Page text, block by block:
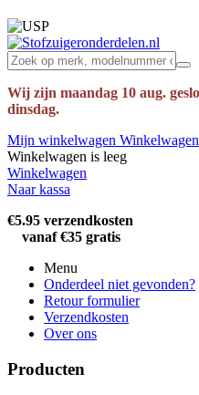
Wij zijn maandag 10 aug.
dinsdag.
Mijn winkelwagen
Winkelwagen is leeg
Winkelwagen
Naar kassa
€5.95 verzendkosten
vanaf €35 gratis
Menu
Onderdeel niet gevonden?
Retour formulier
Verzendkosten
Over ons
Producten